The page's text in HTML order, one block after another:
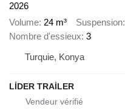
2026
Volume 24 m³ Suspension
Nombre d'essieux 3
Turquie, Konya
LİDER TRAİLER